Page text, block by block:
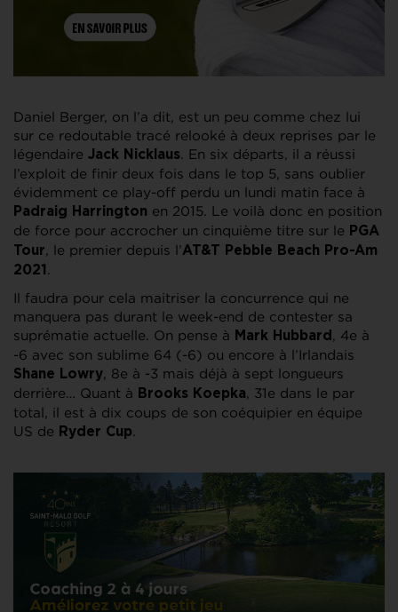
Daniel Berger, on l’a dit, est un peu comme chez lui
sur ce redoutable tracé relooké à deux reprises par le
légendaire Jack Nicklaus. En six départs, il a réussi
l’exploit de finir deux fois dans le top 5, sans oublier
évidemment ce play-off perdu un lundi matin face à
Padraig Harrington en 2015. Le voilà donc en position
de force pour accrocher un cinquième titre sur le PGA
Tour, le premier depuis l’AT&T Pebble Beach Pro-Am
2021 .
Il faudra pour cela maitriser la concurrence qui ne
manquera pas durant le week-end de contester sa
suprématie actuelle. On pense à Mark Hubbard , 4e à
-6 avec son sublime 64 (-6) ou encore à l’Irlandais
Shane Lowry, 8e à -3 mais déjà à sept longueurs
derrière… Quant à Brooks Koepka, 31e dans le par
total, il est à dix coups de son coéquipier en équipe
US de Ryder Cup.